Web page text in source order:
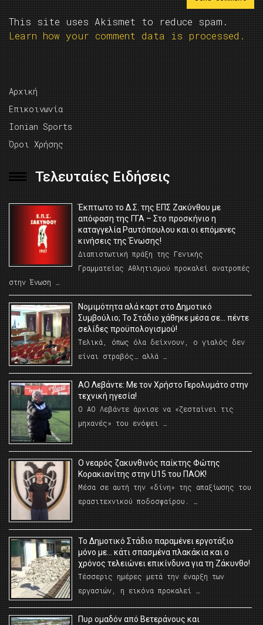
This site uses Akismet to reduce spam.
Learn how your comment data is processed.
Αρχική
Επικοινωνία
Ionian Sports
Όροι Χρήσης
Τελευταίες Ειδήσεις
Έκπτωτο το Δ.Σ. της ΕΠΣ Ζακύνθου με
απόφαση της ΓΓΑ – Στο προσκήνιο η
καταγγελία Ραυτόπουλου και οι επόμενες
κινήσεις της Ένωσης!
Διαπιστωτική πράξη της Γενικής
Γραμματείας Αθλητισμού προκαλεί ανατροπές
στην Ένωση …
Νομιμότητα αλά καρτ στο Δημοτικό
Συμβούλιο; Το Στάδιο χάθηκε μέσα σε… πέντε
σελίδες προϋπολογισμού!
Τελικά, όπως όλα δείχνουν, ο γιαλός δεν
είναι στραβός… αλλά …
ΑΟ Λεβάντε: Με τον Χρήστο Γερολυμάτο στην
τεχνική ηγεσία!
Ο ΑΟ Λεβάντε άρχισε να «ζεσταίνει τις
μηχανές» του ενόψει …
O νεαρός ζακυνθινός παίκτης Φώτης
Κορακιανίτης στην U15 του ΠΑΟΚ!
Μέσα σε αυτή την «δίνη» της απαξίωσης του
ερασιτεχνικού ποδοσφαίρου. …
Το Δημοτικό Στάδιο παραμένει εργοτάξιο
μόνο με… κάτι σπασμένα πλακάκια και ο
χρόνος τελειώνει επικίνδυνα για τη Ζάκυνθο!
Τέσσερις ημέρες μετά την έναρξη των
εργασιών, η εικόνα προκαλεί …
Πυρ ομαδόν από Βετεράνους και